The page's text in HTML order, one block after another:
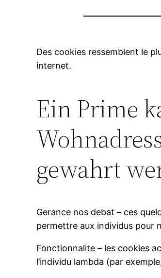
Des cookies ressemblent le
internet.
Ein Prime
gewahrt
Gerance nos debat – ces
permettre aux individus pour
Fonctionnalite – les cookies
l’individu lambda (par